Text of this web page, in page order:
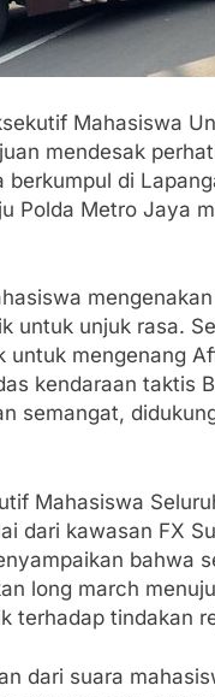
Mahasiswa
mendesak
di
Polda Metro Jaya
untuk unjuk rasa.
mengenang
kendaraan taktis
semangat,
Mahasiswa
dari kawasan FX
bahwa
long march
terhadap tindakan
dari suara